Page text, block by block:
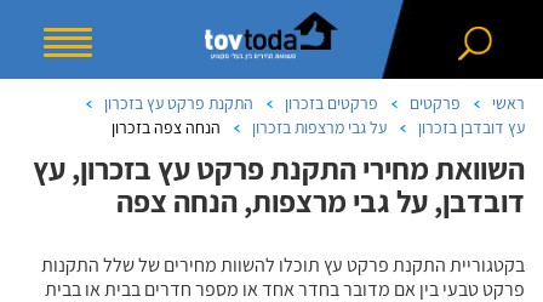
ראשי פרקטים פרקטים בזכרון
התקנת פרקט עץ בזכרון
עץ דובדבן בזכרון
על גבי מרצפות בזכרון הנחה צפה בזכרון
השוואת מחירי התקנת פרקט עץ בזכרון, עץ
דובדבן, על גבי מרצפות, הנחה צפה
בקטגוריית התקנת פרקט עץ תוכלו להשוות מחירים של שלל התקנות
פרקט טבעי בין אם מדובר בחדר אחד או מספר חדרים בבית או בבית